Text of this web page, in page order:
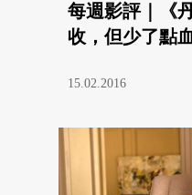
每週影評｜《
收，但少了點
15.02.2016